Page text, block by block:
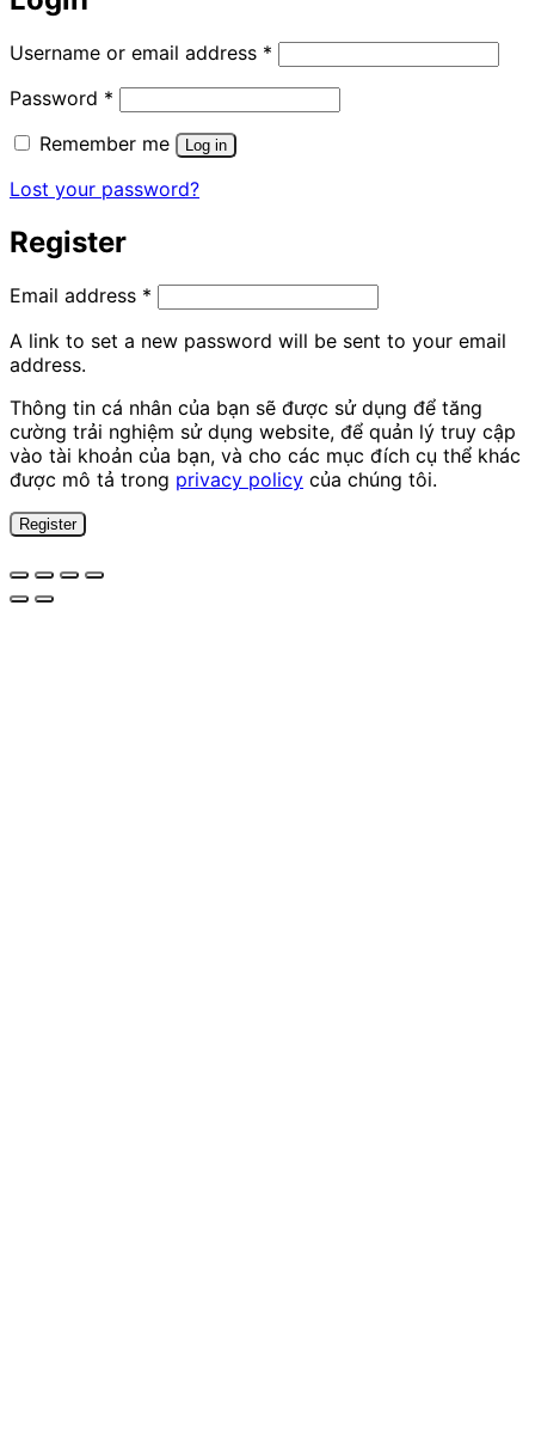
Username or email address * Required
Password * Required
Remember me
Log in
Lost your password?
Register
Email address * Required
A link to set a new password will be sent to your email
address.
Thông tin cá nhân của bạn sẽ được sử dụng để tăng
cường trải nghiệm sử dụng website, để quản lý truy cập
vào tài khoản của bạn, và cho các mục đích cụ thể khác
được mô tả trong privacy policy của chúng tôi.
Register